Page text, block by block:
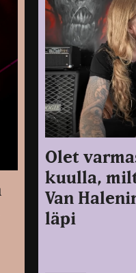
Olet
kuulla,
Van
läpi